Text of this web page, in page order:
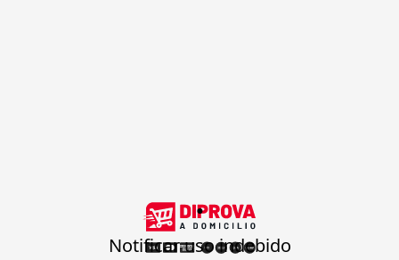
.
Notificar uso indebido